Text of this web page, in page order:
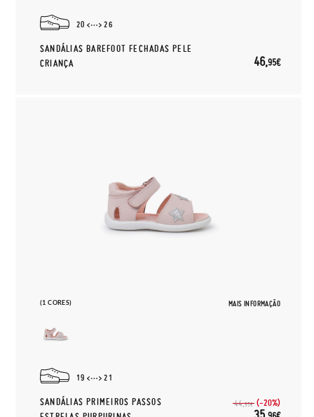
20 26
SANDÁLIAS BAREFOOT FECHADAS PELE
CRIANÇA
46,95€
(1 CORES) MAIS INFORMAÇÃO
19 21
SANDÁLIAS PRIMEIROS PASSOS
44,95€ (-20%)